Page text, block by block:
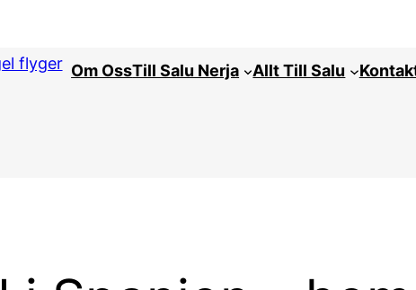
Om OssTill Salu Nerja Allt Till Salu